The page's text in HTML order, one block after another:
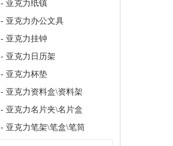
- 亚克力纸镇
- 亚克力办公文具
- 亚克力挂钟
- 亚克力日历架
- 亚克力杯垫
- 亚克力资料盒\资料架
- 亚克力名片夹\名片盒
- 亚克力笔架\笔盒\笔筒